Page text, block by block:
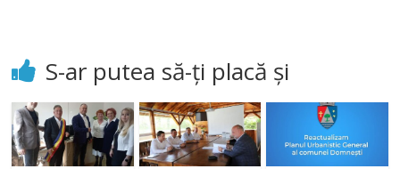
S-ar putea să-ți placă și